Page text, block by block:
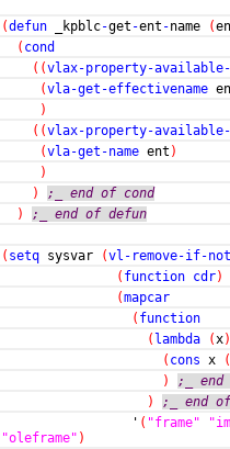
(defun_kpblc-get -ent -name (
( cond
( (vlax-property-
(vla-get-effectivename
)
( (vlax-property-
(vla-get-nameent )
)
)
;_ end of cond
)
;_ end of defun
( setqsysvar (vl-remove-if-not
( function cdr)
(mapcar
( function
( lambda (x)
( cons x
(
)
;_ end
)
;_ end
' ( "frame"
"oleframe" )